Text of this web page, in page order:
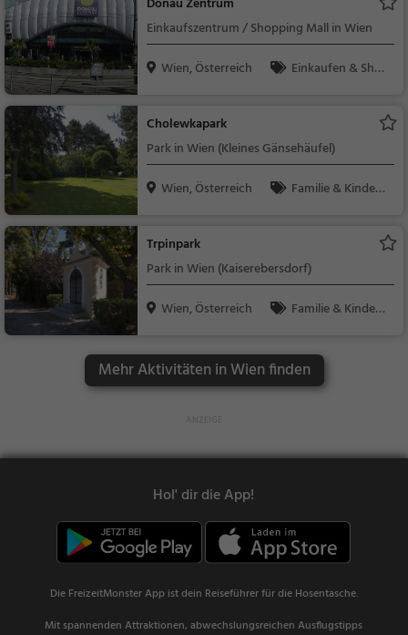
Einkaufszentrum / Shopping Mall in Wien
Wien, Österreich
Einkaufen & Shop
Cholewkapark
Park in Wien (Kleines Gänsehäufel)
Wien, Österreich
Familie & Kinder,
Trpinpark
Park in Wien (Kaiserebersdorf)
Wien, Österreich
Familie & Kinder,
Mehr Aktivitäten in Wien finden
Hol' dir die App!
Die FreizeitMonster App ist dein Reiseführer für die Hosentasche.
Mit spannenden Attraktionen, abwechslungsreichen Ausflugstipps